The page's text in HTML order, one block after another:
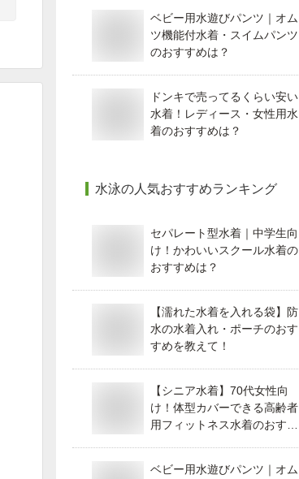
ベビー用水遊びパンツ｜オム
ツ機能付水着・スイムパンツ
のおすすめは？
ドンキで売ってるくらい安い
水着！レディース・女性用水
着のおすすめは？
水泳の人気おすすめランキング
セパレート型水着｜中学生向
け！かわいいスクール水着の
おすすめは？
【濡れた水着を入れる袋】防
水の水着入れ・ポーチのおす
すめを教えて！
【シニア水着】70代女性向
け！体型カバーできる高齢者
用フィットネス水着のおすす
ベビー用水遊びパンツ｜オム